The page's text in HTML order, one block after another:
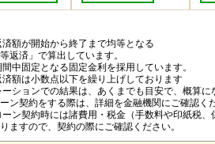
額が開始から終了まで均等となる
返済」で算出しています。
中固定となる固定金利を採用しています。
額は小数点以下を繰り上げしております
ションでの結果は、あくまでも目安で、概算に
ン契約をする際は、詳細を金融機関にご確認く
ン契約時には諸費用・税金（手数料や印紙税、
ますので、契約の際にご確認ください。